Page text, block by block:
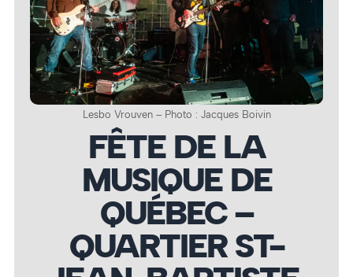
Lesbo Vrouven – Photo : Jacques Boivin
FÊTE DE LA
MUSIQUE DE
QUÉBEC –
QUARTIER ST-